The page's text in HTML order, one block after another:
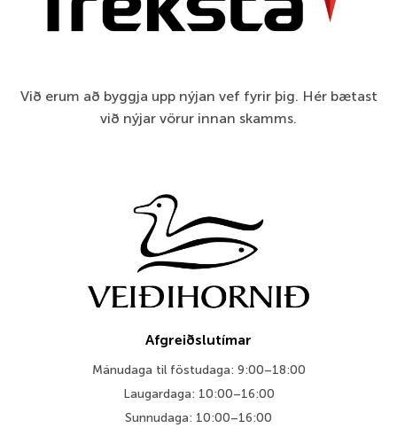
Við erum að byggja upp nýjan vef fyrir þig. Hér bætast
við nýjar vörur innan skamms.
Afgreiðslutímar
Mánudaga til föstudaga: 9:00–18:00
Laugardaga: 10:00–16:00
Sunnudaga: 10:00–16:00